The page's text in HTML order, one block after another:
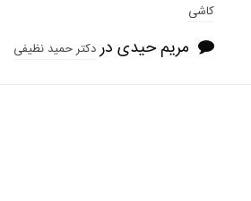
کاشی
مریم حیدی دردکتر حمید نظیفی